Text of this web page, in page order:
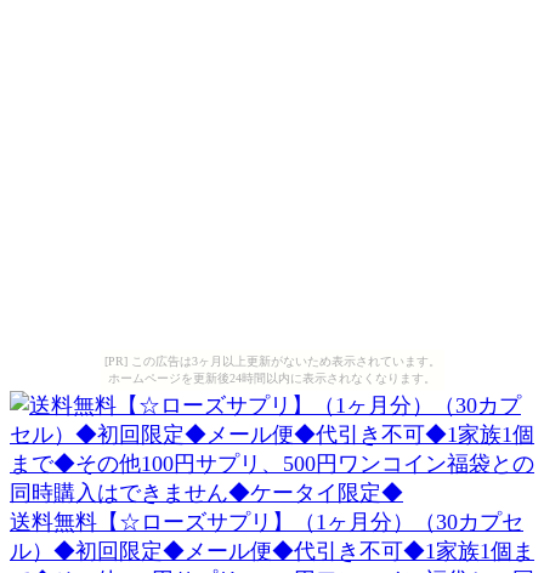
[PR] この広告は3ヶ月以上更新がないため表示されています。
ホームページを更新後24時間以内に表示されなくなります。
送料無料【☆ローズサプリ】（1ヶ月分）（30カプセ
ル）◆初回限定◆メール便◆代引き不可◆1家族1個ま